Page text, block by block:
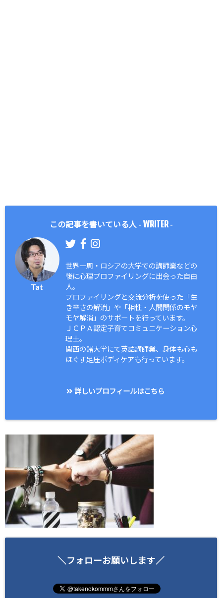
この記事を書いている人 - WRITER-
Tat
世界一周・ロシアの大学での講師業などの
後に心理プロファイリングに出会った自由
人。
プロファイリングと交流分析を使った「生
き辛さの解消」や「相性・人間関係のモヤ
モヤ解消」のサポートを行っています。
ＪＣＰＡ認定子育てコミュニケーション心
理士。
関西の諸大学にて英語講師業、身体も心も
ほぐす足圧ボディケアも行っています。
詳しいプロフィールはこちら
＼フォローお願いします／